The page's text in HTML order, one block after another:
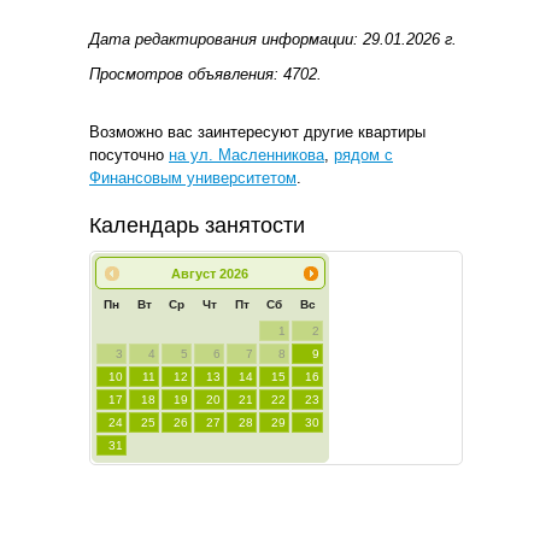
Дата редактирования информации: 29.01.2026 г.
Просмотров объявления: 4702.
Возможно вас заинтересуют другие квартиры
посуточно на ул. Масленникова, рядом с
Финансовым университетом.
Календарь занятости
Август 2026
Пн Вт Ср Чт Пт Сб Вс
1
2
3
4 5 6 7 8
9
10
11 12 13 14 15
16
17
18 19 20 21 22
23
24
25 26 27 28 29
30
31